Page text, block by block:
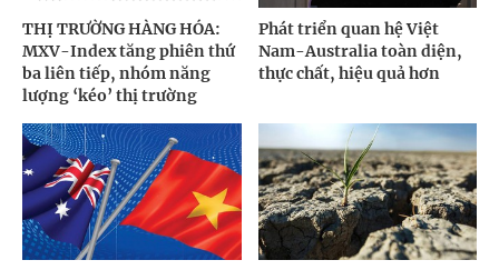
THỊ TRƯỜNG HÀNG HÓA:
MXV-Index tăng phiên thứ
ba liên tiếp, nhóm năng
lượng ‘kéo’ thị trường
Phát triển quan hệ Việt
Nam-Australia toàn diện,
thực chất, hiệu quả hơn